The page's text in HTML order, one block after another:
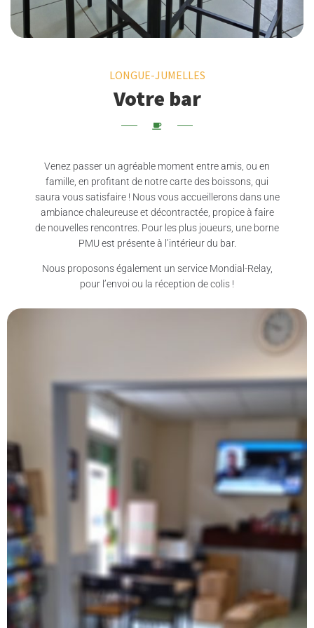
LONGUE-JUMELLES
Votre bar
Venez passer un agréable moment entre amis, ou en
famille, en profitant de notre carte des boissons, qui
saura vous satisfaire ! Nous vous accueillerons dans une
ambiance chaleureuse et décontractée, propice à faire
de nouvelles rencontres. Pour les plus joueurs, une borne
PMU est présente à l’intérieur du bar.
Nous proposons également un service Mondial-Relay,
pour l’envoi ou la réception de colis !